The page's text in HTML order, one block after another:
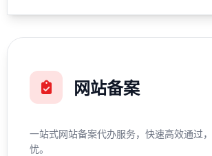
网站备案
一站式网站备案代办服务，快速高效通过
忧。